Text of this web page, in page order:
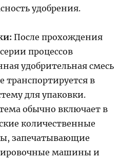
удобрения.
После прохождения
процессов
удобрительная смесь
транспортируется в
для упаковки.
обычно включает в
количественные
запечатывающие
машины и